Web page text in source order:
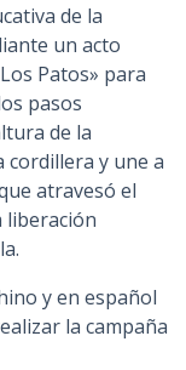
de la
un acto
Patos» para
pasos
de la
cordillera y une a
atravesó el
liberación
y en español
la campaña